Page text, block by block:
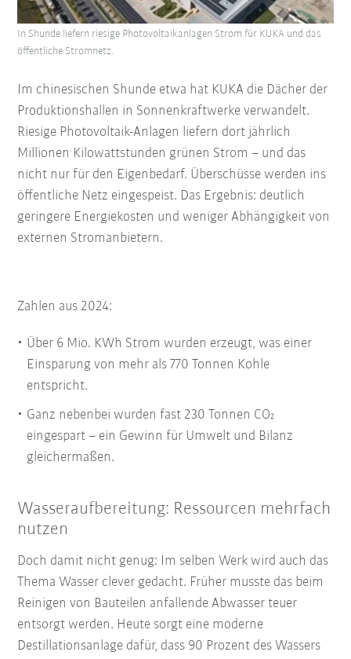
Im chinesischen Shunde etwa hat KUKA die Dächer der
Produktionshallen in Sonnenkraftwerke verwandelt.
Riesige Photovoltaik-Anlagen liefern dort jährlich
Millionen Kilowattstunden grünen Strom – und das
nicht nur für den Eigenbedarf. Überschüsse werden ins
öffentliche Netz eingespeist. Das Ergebnis: deutlich
geringere Energiekosten und weniger Abhängigkeit von
externen Stromanbietern.
In Shunde liefern riesige Photovoltaikanlagen Strom für KUKA und das
öffentliche Stromnetz.
Zahlen aus 2024:
Über 6 Mio. KWh Strom wurden erzeugt, was einer
Einsparung von mehr als 770 Tonnen Kohle
entspricht.
Ganz nebenbei wurden fast 230 Tonnen CO₂
eingespart – ein Gewinn für Umwelt und Bilanz
gleichermaßen.
Wasseraufbereitung: Ressourcen mehrfach
nutzen
Doch damit nicht genug: Im selben Werk wird auch das
Thema Wasser clever gedacht. Früher musste das beim
Reinigen von Bauteilen anfallende Abwasser teuer
entsorgt werden. Heute sorgt eine moderne
Destillationsanlage dafür, dass 90 Prozent des Wassers